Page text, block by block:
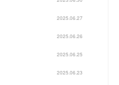
2025.06.27
2025.06.26
2025.06.25
2025.06.23